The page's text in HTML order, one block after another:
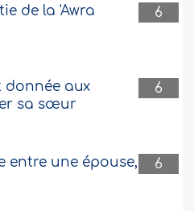
6
de la 'Awra
6
donnée aux
sa sœur
6
entre une épouse,